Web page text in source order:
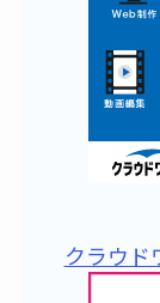
クラウド